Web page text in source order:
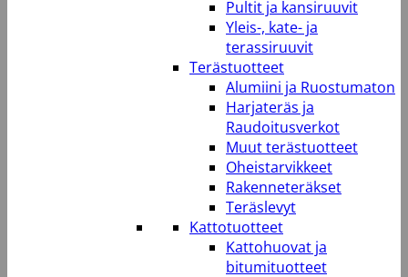
Pultit ja kansiruuvit
Yleis-, kate- ja
terassiruuvit
Terästuotteet
Alumiini ja Ruostumaton
Harjateräs ja
Raudoitusverkot
Muut terästuotteet
Oheistarvikkeet
Rakenneteräkset
Teräslevyt
Kattotuotteet
Kattohuovat ja
bitumituotteet